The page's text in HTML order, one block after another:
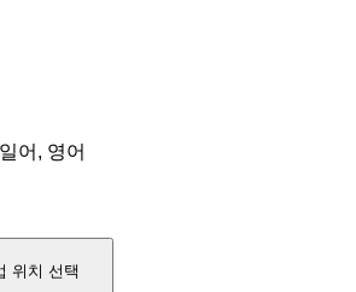
어, 영어
위치 선택